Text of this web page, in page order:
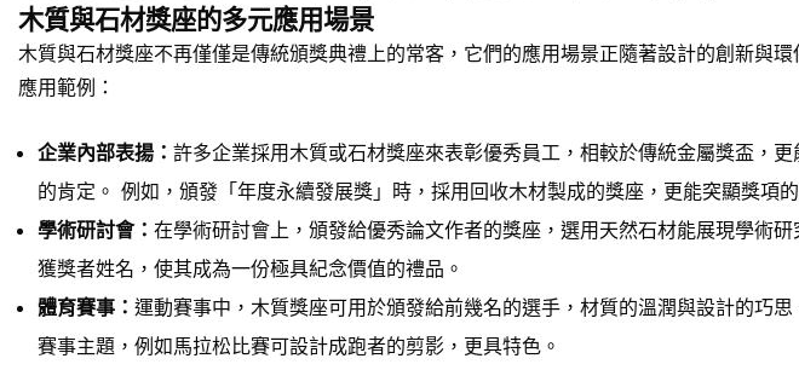
木質與石材獎座的多元應用場景
木質與石材獎座不再僅僅是傳統頒獎典禮上的常客，它們的應用場景正隨著設計的創新與
應用範例：
企業內部表揚： 許多企業採用木質或石材獎座來表彰優秀員工，相較於傳統金屬獎盃，
的肯定。 例如，頒發「年度永續發展獎」時，採用回收木材製成的獎座，更能突顯獎項的
學術研討會： 在學術研討會上，頒發給優秀論文作者的獎座，選用天然石材能展現學術
獲獎者姓名，使其成為一份極具紀念價值的禮品。
體育賽事： 運動賽事中，木質獎座可用於頒發給前幾名的選手，材質的溫潤與設計的巧
賽事主題，例如馬拉松比賽可設計成跑者的剪影，更具特色。